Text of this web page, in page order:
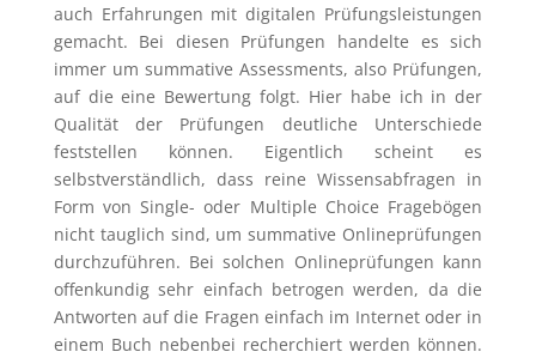
auch Erfahrungen mit digitalen Prüfungsleistungen
gemacht. Bei diesen Prüfungen handelte es sich
immer um summative Assessments, also Prüfungen,
auf die eine Bewertung folgt. Hier habe ich in der
Qualität der Prüfungen deutliche Unterschiede
feststellen können. Eigentlich scheint es
selbstverständlich, dass reine Wissensabfragen in
Form von Single- oder Multiple Choice Fragebögen
nicht tauglich sind, um summative Onlineprüfungen
durchzuführen. Bei solchen Onlineprüfungen kann
offenkundig sehr einfach betrogen werden, da die
Antworten auf die Fragen einfach im Internet oder in
einem Buch nebenbei recherchiert werden können.